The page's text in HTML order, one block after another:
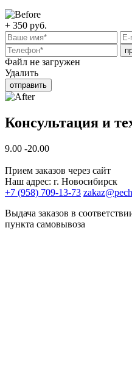
+ 350 руб.
Файл не загружен
Удалить
отправить
Консультация и
9.00 -20.00
Прием заказов через сайт
Наш адрес: г. Новосибирск
+7 (958) 709-13-73
Выдача заказов в
пункта самовывоза